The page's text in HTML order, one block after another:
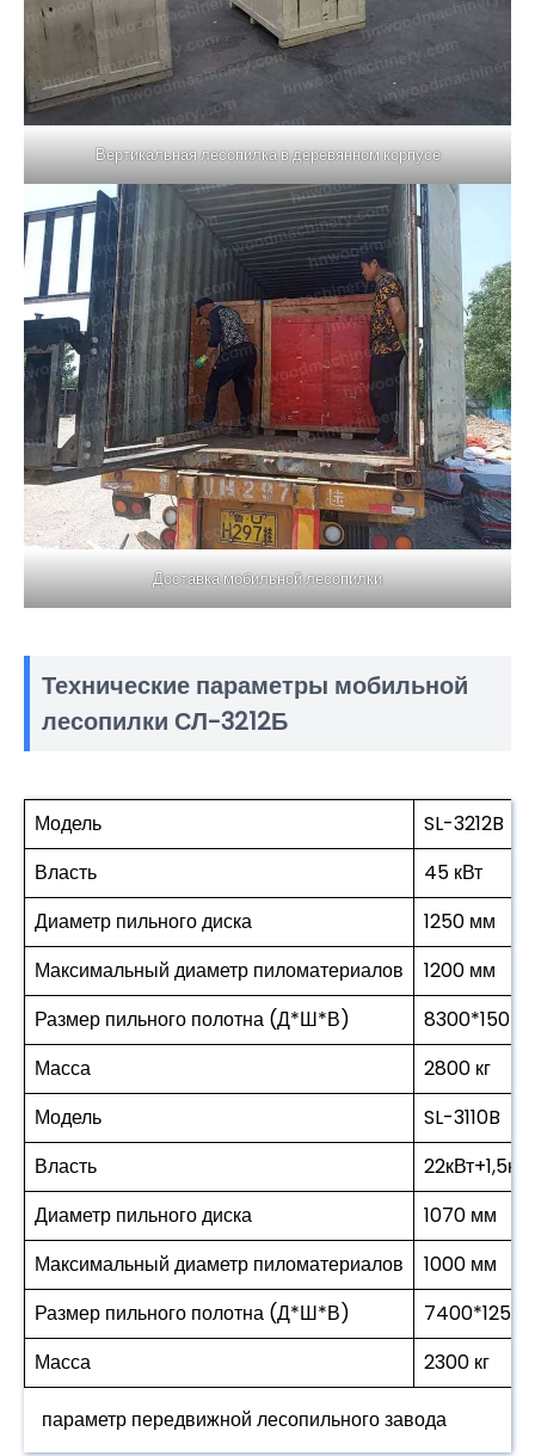
Вертикальная лесопилка в деревянном корпусе
Доставка мобильной лесопилки
Технические параметры мобильной
лесопилки СЛ-3212Б
Модель
SL-3212B
Власть
45 кВт
Диаметр пильного диска
1250 мм
Максимальный диаметр пиломатериалов
1200 мм
Размер пильного полотна (Д*Ш*В)
Масса
2800 кг
Модель
SL-3110B
Власть
Диаметр пильного диска
1070 мм
Максимальный диаметр пиломатериалов
1000 мм
Размер пильного полотна (Д*Ш*В)
Масса
2300 кг
параметр передвижной лесопильного завода